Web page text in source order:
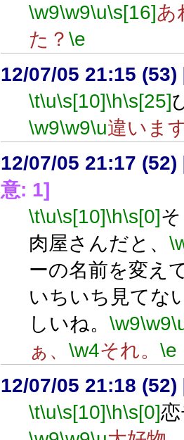
\w9\w9\u\s[16]あ
た？ \e
12/07/05 21:15 (53)
\t\u\s[10]\h\s[25]
\w9\w9\u違いま
12/07/05 21:17 (52)
意: 1]
\t\u\s[10]\h\s[0]
肉屋さんだと、
ーの名前を変え
いちいち見てな
しいね。 \w9\w9
ぁ、 \w4それ。 \e
12/07/05 21:18 (52)
\t\u\s[10]\h\s[0]